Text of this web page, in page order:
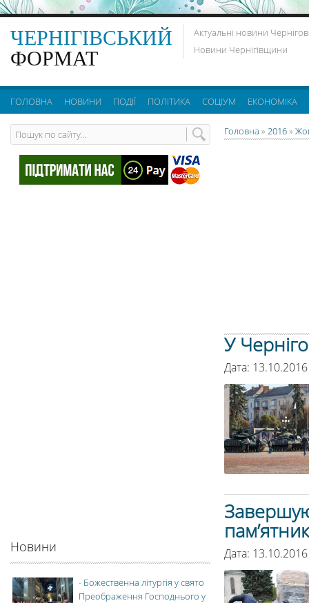
ЧЕРНІГІВСЬКИЙ
ФОРМАТ
Актуальні новини
Новини Чернігівщини
ГОЛОВНА НОВИНИ ПОДІЇ ПОЛІТИКА СОЦІУМ ЕКОНОМІКА
Головна » 2016»
У
Дата:
Дата:
Новини
- Божественна літургія у свято
Преображення Господнього у